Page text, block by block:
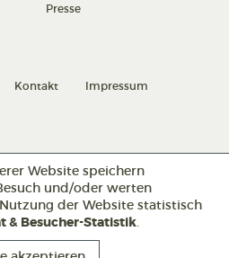
Presse
Kontakt Impressum
Website speichern
und/oder werten
der Website statistisch
& Besucher-Statistik.